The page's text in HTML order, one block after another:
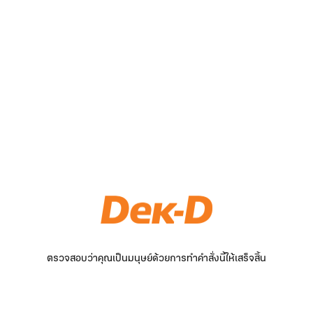
ตรวจสอบว่าคุณเป็นมนุษย์ด้วยการทำคำสั่งนี้ให้เสร็จสิ้น